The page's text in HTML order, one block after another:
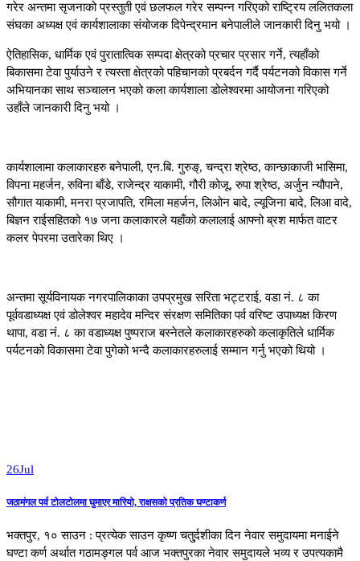
गरेर अन्तमा सृजनाको प्रस्तुती एवं छलफल गरेर सम्पन्न गरिएको राष्ट्रिय ललितकला
संघका अध्यक्ष एवं कार्यशालाका संयोजक दिपेन्द्रमान बनेपालीले जानकारी दिनु भयो ।
ऐतिहासिक, धार्मिक एवं पुरातात्विक सम्पदा क्षेत्रको प्रचार प्रसार गर्ने, त्यहाँको
बिकासमा टेवा पुर्याउने र त्यस्ता क्षेत्रको पहिचानको प्रबर्दन गर्दै पर्यटनको विकास गर्ने
अभियानका साथ सञ्चालन भएको कला कार्यशाला डोलेश्वरमा आयोजना गरिएको
उहाँले जानकारी दिनु भयो ।
कार्यशालामा कलाकारहरु बनेपाली, एन.बि. गुरुङ्, चन्द्रा श्रेष्ठ, कान्छाकाजी भासिमा,
विपना महर्जन, रुविना बाँडे, राजेन्द्र याकामी, गौरी कोजू, रुपा श्रेष्ठ, अर्जुन न्यौपाने,
सौगात याकामी, मनरा प्रजापति, रमिला महर्जन, लिओन बादे, ल्यूजिना बादे, लिआ वादे,
बिज्ञन राईसहितको १७ जना कलाकारले यहाँको कलालाई आफ्नो ब्रश मार्फत वाटर
कलर पेपरमा उतारेका थिए ।
अन्तमा सूर्यविनायक नगरपालिकाका उपप्रमुख सरिता भट्टराई, वडा नं. ८ का
पूर्ववडाध्यक्ष एवं डोलेश्वर महादेव मन्दिर संरक्षण समितिका पर्व वरिष्ट उपाध्यक्ष किरण
थापा, वडा नं. ८ का वडाध्यक्ष पुष्पराज बस्नेतले कलाकारहरुको कलाकृतिले धार्मिक
पर्यटनको विकासमा टेवा पुगेको भन्दै कलाकारहरुलाई सम्मान गर्नु भएको थियो ।
26Jul
जठामंगल पर्व टोलटोलमा घुमाएर मारियो, राक्षसको प्रतिक घण्टाकर्ण
भक्तपुर, १० साउन : प्रत्येक साउन कृष्ण चतु्र्दशीका दिन नेवार समुदायमा मनाईने
घण्टा कर्ण अर्थात गठामङ्गल पर्व आज भक्तपुरका नेवार समुदायले भव्य र उपत्यकामै